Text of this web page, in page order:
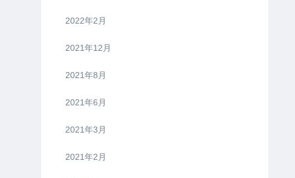
2022年2月
2021年12月
2021年8月
2021年6月
2021年3月
2021年2月